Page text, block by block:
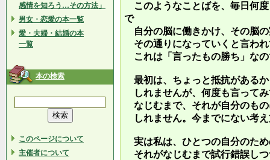
感情を知ろう…その方法」
男女・恋愛の本一覧
愛・夫婦・結婚の本
一覧
本の検索
このページについて
主催者について
このようなことばを、毎日何
で
自分の脳に働きかけ、その脳
その通りになっていくと言わ
これは「言ったもの勝ち」な
最初は、ちょっと抵抗がある
しれませんが、何度も言って
なじむまで、それが自分のも
しれません。今までにない考
実は私は、ひとつの自分のた
それがなじむまで試行錯誤し